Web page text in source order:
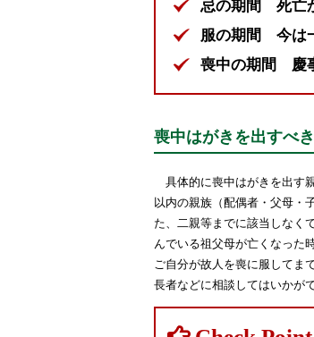
忌の期間 死亡
服の期間 今は
喪中の期間 慶
喪中はがきを出すべ
具体的に喪中はがきを出す
以内の親族（配偶者・父母・
た、二親等までに該当しなく
んでいる祖父母が亡くなった
ご自分が故人を喪に服してま
長者などに相談してはいかが